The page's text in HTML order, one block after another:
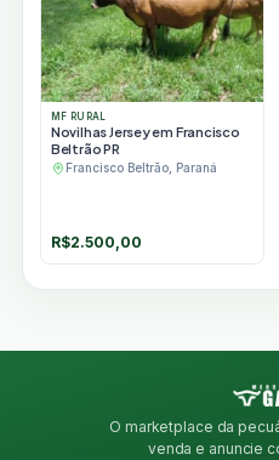
MF RURAL
Novilhas Jersey em Francisco
Beltrão PR
Francisco Beltrão, Paraná
R$2.500,00
O marketplace da
venda e anuncie